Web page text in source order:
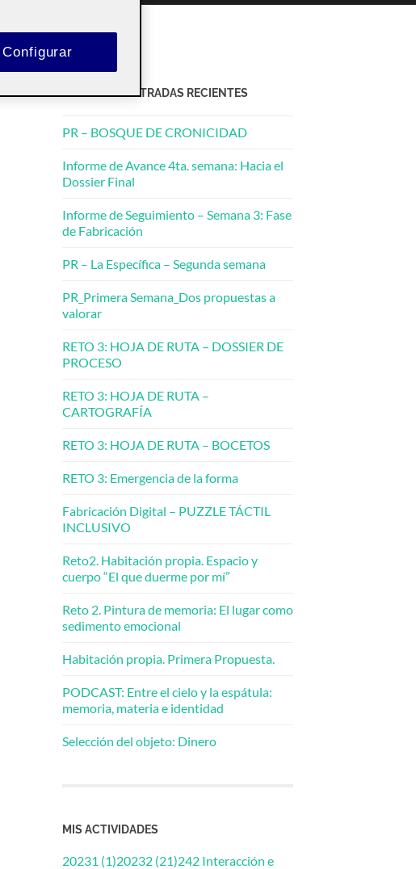
ACTIFOLIO ENTRADAS RECIENTES
PR – BOSQUE DE CRONICIDAD
Informe de Avance 4ta. semana: Hacia el
Dossier Final
Informe de Seguimiento – Semana 3: Fase
de Fabricación
PR – La Específica – Segunda semana
PR_Primera Semana_Dos propuestas a
valorar
RETO 3: HOJA DE RUTA – DOSSIER DE
PROCESO
RETO 3: HOJA DE RUTA –
CARTOGRAFÍA
RETO 3: HOJA DE RUTA – BOCETOS
RETO 3: Emergencia de la forma
Fabricación Digital – PUZZLE TÁCTIL
INCLUSIVO
Reto2. Habitación propia. Espacio y
cuerpo “El que duerme por mí”
Reto 2. Pintura de memoria: El lugar como
sedimento emocional
Habitación propia. Primera Propuesta.
PODCAST: Entre el cielo y la espátula:
memoria, materia e identidad
Selección del objeto: Dinero
MIS ACTIVIDADES
20231 (1)20232 (21)242 Interacción e
Configurar